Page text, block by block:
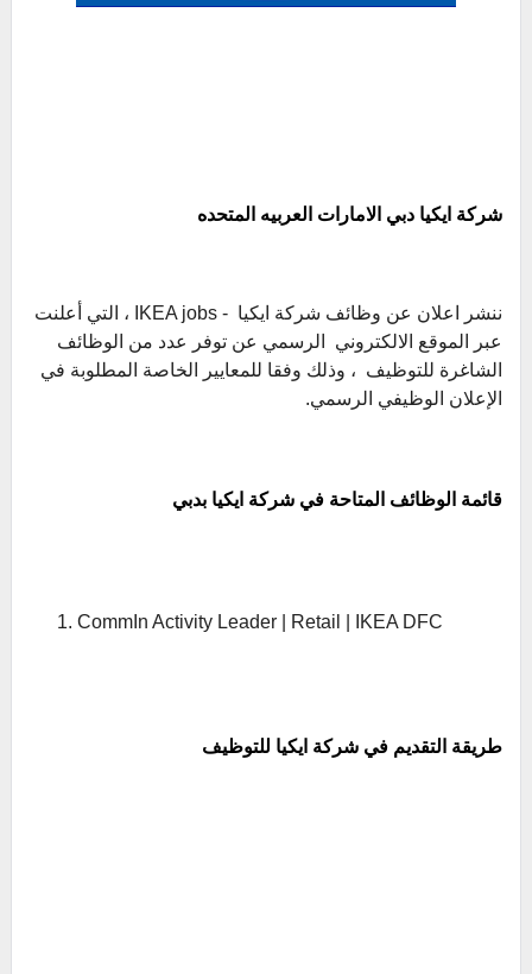
شركة ايكيا دبي الامارات العربيه المتحده
ننشر اعلان عن وظائف شركة ايكيا - IKEA jobs ، التي أعلنت
عبر الموقع الالكتروني الرسمي عن توفر عدد من الوظائف
الشاغرة للتوظيف ، وذلك وفقا للمعايير الخاصة المطلوبة في
الإعلان الوظيفي الرسمي.
قائمة الوظائف المتاحة في شركة ايكيا بدبي
CommIn Activity Leader | Retail | IKEA DFC
طريقة التقديم في شركة ايكيا للتوظيف